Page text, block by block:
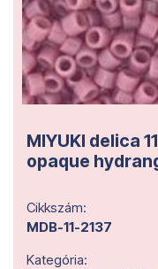
MIYUKI delica
opaque
Cikkszám:
MDB-11-2137
Kategória: